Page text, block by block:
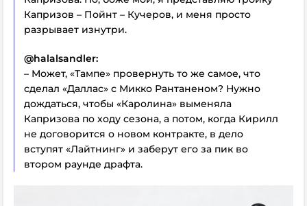
Капризов – Пойнт – Кучеров, и меня просто
разрывает изнутри.
@halalsandler:
– Может, «Тампе» провернуть то же самое, что
сделал «Даллас» с Микко Рантаненом? Нужно
дождаться, чтобы «Каролина» выменяла
Капризова по ходу сезона, а потом, когда Кирилл
не договорится о новом контракте, в дело
вступят «Лайтнинг» и заберут его за пик во
втором раунде драфта.